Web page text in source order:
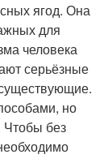
ягод. Она
для
человека
серьёзные
но
Чтобы без